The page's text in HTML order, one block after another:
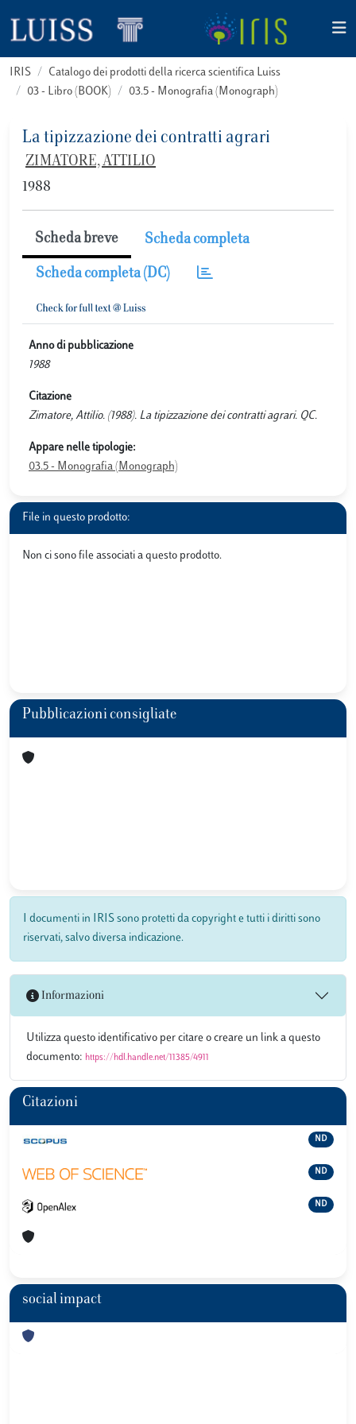
IRIS
Catalogo dei prodotti della ricerca scientifica Luiss
03 - Libro (BOOK)
03.5 - Monografia (Monograph)
La tipizzazione dei contratti agrari
ZIMATORE, ATTILIO
1988
Scheda breve Scheda completa
Scheda completa (DC)
Anno di pubblicazione
1988
Citazione
Zimatore, Attilio. (1988). La tipizzazione dei contratti agrari. QC.
Appare nelle tipologie:
03.5 - Monografia (Monograph)
File in questo prodotto:
Non ci sono file associati a questo prodotto.
Pubblicazioni consigliate
I documenti in IRIS sono protetti da copyright e tutti i diritti sono
riservati, salvo diversa indicazione.
Informazioni
Utilizza questo identificativo per citare o creare un link a questo
documento: https://hdl.handle.net/11385/4911
Citazioni
ND
ND
ND
social impact